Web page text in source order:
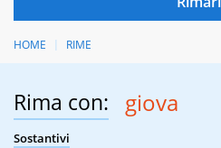
HOME RIME
Rima con: giova
Sostantivi